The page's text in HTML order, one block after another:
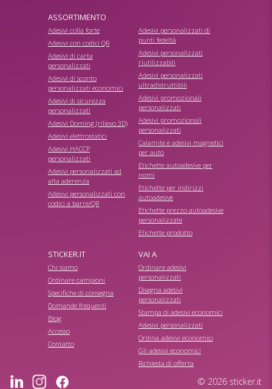
ASSORTIMENTO
Adesivi colla forte
Adesivi con codici QR
Adesivi di carta
personalizzati
Adesivi di sconto
personalizzati economici
Adesivi di sicurezza
personalizzati
Adesivi Doming (rilievo 3D)
Adesivi elettrostatici
Adesivi HACCP
personalizzati
Adesivi personalizzati ad
alta aderenza
Adesivi personalizzati con
codici a barre/QR
Adesivi personalizzati di
punti fedeltà
Adesivi personalizzati
riutilizzabili
Adesivi personalizzati
ultradistruttibili
Adesivi promozionali
personalizzati
Adesivi promozionali
personalizzati
Calamite e adesivi magnetici
per auto
Etichette autoadesive per
nomi
Etichette per indirizzi
autoadesive
Etichette prezzo autoadesive
personalizzate
Etichette prodotto
STICKER.IT
Chi siamo
Ordinare campioni
Specifiche di consegna
Domande frequenti
Blog
Accesso
Contatto
VAI A
Ordinare adesivi
personalizzati
Disegna adesivi
personalizzati
Stampa di adesivi economici
Adesivi personalizzati
Ordina adesivi economici
Gli adesivi economici
Richiesta di offerta
© 2026 sticker.it